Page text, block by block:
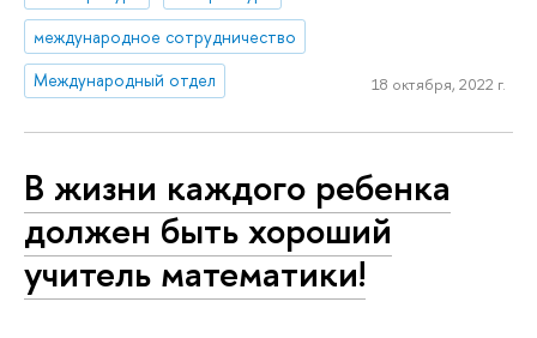
международное сотрудничество
Международный отдел
18 октября, 2022 г.
В жизни каждого ребенка
должен быть хороший
учитель математики!